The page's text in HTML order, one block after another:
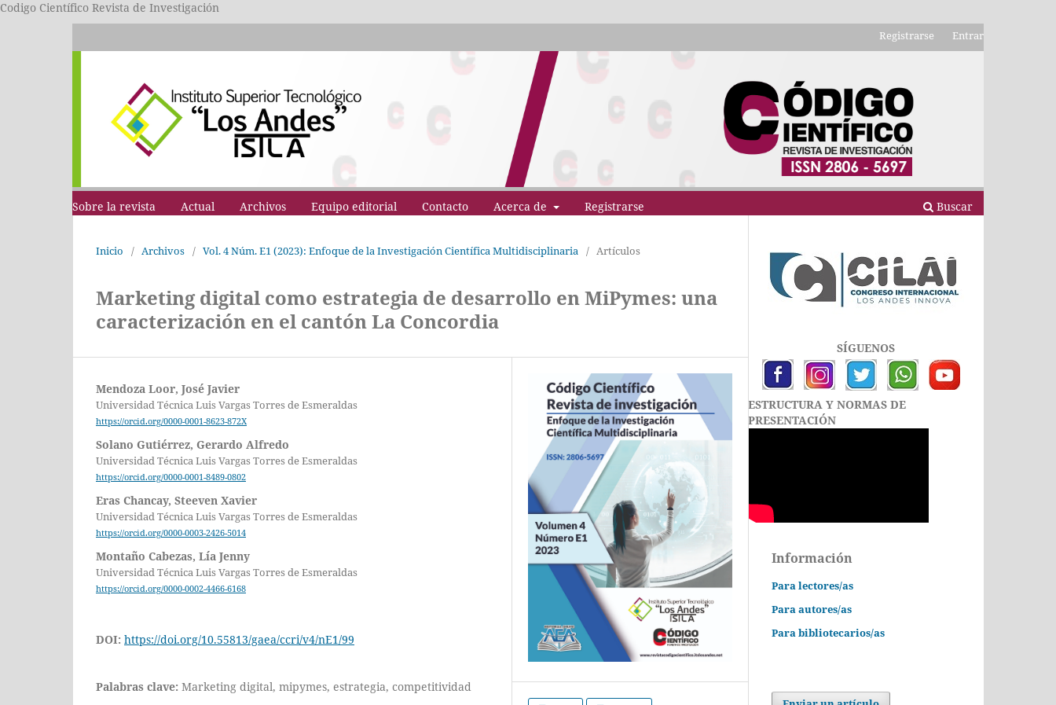
Codigo Científico Revista de Investigación
Sobre la revista Actual Archivos Equipo editorial Contacto Acerca de Registrarse Buscar
Registrarse Entrar
Inicio / Archivos / Vol. 4 Núm. E1 (2023): Enfoque de la Investigación Científica Multidisciplinaria / Artículos
Marketing digital como estrategia de desarrollo en MiPymes: una
caracterización en el cantón La Concordia
Mendoza Loor, José Javier
Universidad Técnica Luis Vargas Torres de Esmeraldas
https://orcid.org/0000-0001-8623-872X
Solano Gutiérrez, Gerardo Alfredo
Universidad Técnica Luis Vargas Torres de Esmeraldas
https://orcid.org/0000-0001-8489-0802
Eras Chancay, Steeven Xavier
Universidad Técnica Luis Vargas Torres de Esmeraldas
https://orcid.org/0000-0003-2426-5014
Montaño Cabezas, Lía Jenny
Universidad Técnica Luis Vargas Torres de Esmeraldas
https://orcid.org/0000-0002-4466-6168
DOI: https://doi.org/10.55813/gaea/ccri/v4/nE1/99
Palabras clave: Marketing digital, mipymes, estrategia, competitividad
SÍGUENOS
ESTRUCTURA Y NORMAS DE
PRESENTACIÓN
Información
Para lectores/as
Para autores/as
Para bibliotecarios/as